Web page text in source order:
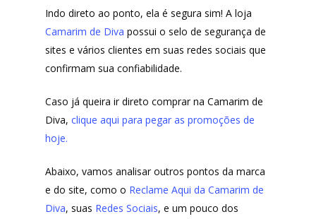
Indo direto ao ponto, ela é segura sim! A loja
Camarim de Diva possui o selo de segurança de
sites e vários clientes em suas redes sociais que
confirmam sua confiabilidade.
Caso já queira ir direto comprar na Camarim de
Diva, clique aqui para pegar as promoções de
hoje.
Abaixo, vamos analisar outros pontos da marca
e do site, como o Reclame Aqui da Camarim de
Diva, suas Redes Sociais, e um pouco dos